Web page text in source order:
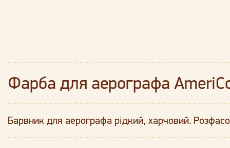
Фарба для аерографа
Барвник для аерографа рідкий, харчовий.